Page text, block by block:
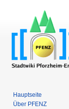
Hauptseite
Über PFENZ